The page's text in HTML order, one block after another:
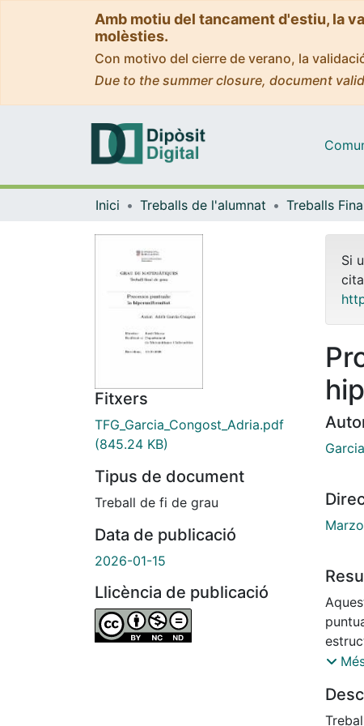
Amb motiu del tancament d'estiu, la
molèsties.
Con motivo del cierre de verano, la
Due to the summer closure, document
Inici Treballs de l'alumnat
Fitxers
TFG_Garcia_Congost_Adria.pdf
(845.24 KB)
Tipus de document
Treball de fi de grau
Data de publicació
2026-01-15
Llicència de publicació
Si